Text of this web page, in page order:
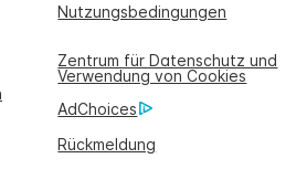
Nutzungsbedingungen
Zentrum für Datenschutz und
Verwendung von Cookies
AdChoices
Rückmeldung